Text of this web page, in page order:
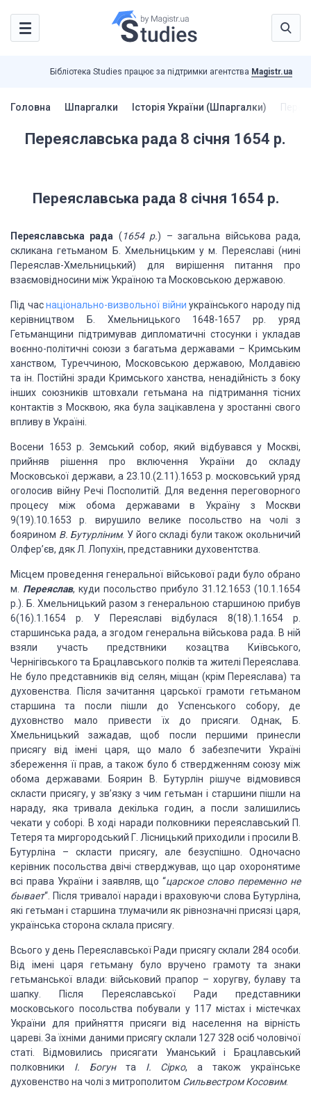
Бібліотека Studies працює за підтримки агентства Magistr.ua
Головна Шпаргалки Історія України (Шпаргалки)
Переяславська рада 8 січня 1654 р.
Переяславська рада 8 січня 1654 р.
Переяславська рада ( 1654 р.) – загальна військова рада,
скликана гетьманом Б. Хмельницьким у м. Переяславі (нині
Переяслав-Хмельницький) для вирішення питання про
взаємовідносини між Україною та Московською державою.
Під часнаціонально-визвольної війни українського народу під
керівництвом Б. Хмельницького 1648-1657 рр. уряд
Гетьманщини підтримував дипломатичні стосунки і укладав
воєнно-політичні союзи з багатьма державами – Кримським
ханством, Туреччиною, Московською державою, Молдавією
та ін. Постійні зради Кримського ханства, ненадійність з боку
інших союзників штовхали гетьмана на підтримання тісних
контактів з Москвою, яка була зацікавлена у зростанні свого
впливу в Україні.
Восени 1653 р. Земський собор, який відбувався у Москві,
прийняв рішення про включення України до складу
Московської держави, а 23.10.(2.11).1653 р. московський уряд
оголосив війну Речі Посполитій. Для ведення переговорного
процесу між обома державами в Україну з Москви
9(19).10.1653 р. вирушило велике посольство на чолі з
боярином В. Бутурліним. У його складі були також окольничий
Олфер’єв, дяк Л. Лопухін, представники духовентства.
Місцем проведення генеральної військової ради було обрано
м. Переяслав, куди посольство прибуло 31.12.1653 (10.1.1654
р.). Б. Хмельницький разом з генеральною старшиною прибув
6(16).1.1654 р. У Переяславі відбулася 8(18).1.1654 р.
старшинська рада, а згодом генеральна військова рада. В ній
взяли участь предствники козацтва Київського,
Чернігівського та Брацлавського полків та жителі Переяслава.
Не було представників від селян, міщан (крім Переяслава) та
духовенства. Після зачитання царської грамоти гетьманом
старшина та посли пішли до Успенського собору, де
духовнство мало привести їх до присяги. Однак, Б.
Хмельницький зажадав, щоб посли першими принесли
присягу від імені царя, що мало б забезпечити Україні
збереження її прав, а також було б ствердженням союзу між
обома державами. Боярин В. Бутурлін рішуче відмовився
скласти присягу, у зв’язку з чим гетьман і старшини пішли на
нараду, яка тривала декілька годин, а посли залишились
чекати у соборі. В ході наради полковники переяславський П.
Тетеря та миргородський Г. Лісницький приходили і просили В.
Бутурліна – скласти присягу, але безуспішно. Одночасно
керівник посольства двічі стверджував, що цар охоронятиме
всі права України і заявляв, що “царское слово переменно не
бывает“. Після тривалої наради і враховуючи слова Бутурліна,
які гетьман і старшина тлумачили як рівнозначні присязі царя,
українська сторона склала присягу.
Всього у день Переяславської Ради присягу склали 284 особи.
Від імені царя гетьману було вручено грамоту та знаки
гетьманської влади: військовий прапор – хоругву, булаву та
шапку. Після Переяславської Ради представники
московського посольства побували у 117 містах і містечках
України для прийняття присяги від населення на вірність
цареві. За їхніми даними присягу склали 127 328 осіб чоловічої
статі. Відмовились присягати Уманський і Брацлавський
полковники І. Богунта І. Сірко, а також українське
духовенство на чолі з митрополитом Сильвестром Косовим.